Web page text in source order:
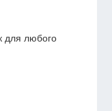
для любого